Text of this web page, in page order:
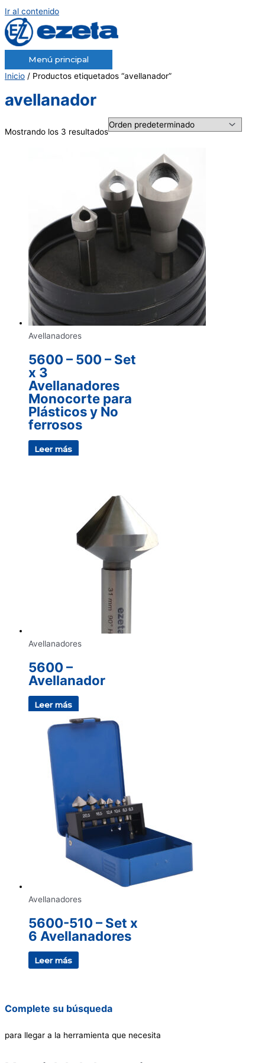
Ir al contenido
Menú principal
Inicio / Productos etiquetados “avellanador”
avellanador
Mostrando los 3 resultados
Avellanadores
5600 – 500 – Set
x 3
Avellanadores
Monocorte para
Plásticos y No
ferrosos
Leer más
Avellanadores
5600 –
Avellanador
Leer más
Avellanadores
5600-510 – Set x
6 Avellanadores
Leer más
Complete su búsqueda
para llegar a la herramienta que necesita